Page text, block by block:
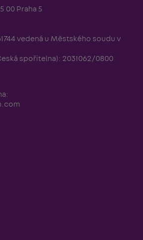
00 Praha 5
vedená u Městského soudu v
spořitelna): 2031062/0800